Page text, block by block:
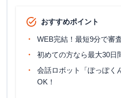
おすすめポイント
WEB完結！最短9分で審
初めての方なら最大30日
会話ロボット「ぽっぽく
OK！